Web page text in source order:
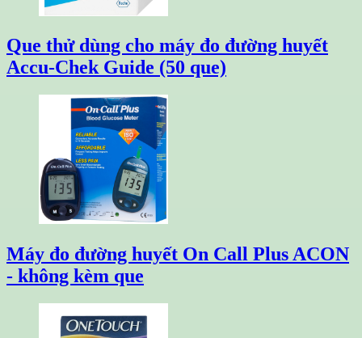
Que thử dùng cho máy đo đường huyết
Accu-Chek Guide (50 que)
Máy đo đường huyết On Call Plus ACON
- không kèm que